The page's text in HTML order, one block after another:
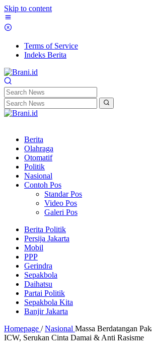
Skip to content
Terms of Service
Indeks Berita
Berita
Olahraga
Otomatif
Politik
Nasional
Contoh Pos
Standar Pos
Video Pos
Galeri Pos
Berita Politik
Persija Jakarta
Mobil
PPP
Gerindra
Sepakbola
Daihatsu
Partai Politik
Sepakbola Kita
Banjir Jakarta
Homepage / Nasional Massa Berdatangan
ICW, Serukan Cinta Damai & Anti Rasisme